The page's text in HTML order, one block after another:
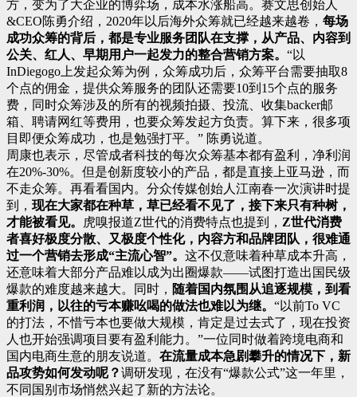
方，变为了大企业的博弈场，成本水涨船高。赛文思创始人
&CEO陈勇介绍，2020年以后海外众筹就已经越来越卷， 每场
成功众筹的背后，都是专业服务团队在支撑，从产品、内容到
公关、红人、早期用户一起发力的整合营销方案。 “以
InDiegogo上发起众筹为例，众筹成功后，众筹平台需要抽取8
个点的佣金，提供众筹服务的团队还需要10到15个点的服务
费，同时众筹涉及的所有的视频拍摄、投流、收集backer邮
箱、聘请网红等费用，也要众筹发起方负责。算下来，很多项
目即便众筹成功，也是勉强打平。” 陈勇说道。
周康也表示，尽管成者科技的每次众筹基本都有盈利，净利润
在20%-30%。但是创新度较小的产品，都是直接上亚马逊，而
不走众筹。再看看国内。分众传媒创始人江南春一次演讲时提
到， 现在大家都在种草，草已经看不见了，接下来只有种树，
才能被看见。
虎嗅报道Z世代的消费特点也提到， Z世代消费
者喜好极度分散、又极度个性化，内容方和品牌团队，很难通
过一个营销去形成“主流心智”。 这不仅意味着种草成本升高，
还意味着大部分产品难以成为出圈爆款——试图打造出国民级
爆款的难度越来越大。同时， 随着国内氛围从追逐规模，到看
重利润，以往的亏本赚吆喝的做法也难以为继。 “以前To VC
的打法，不惜亏本也要做大规模，肯定是过去式了，现在投资
人也开始强调项目要有盈利能力。”一位同时做着跨境电商和
国内电商生意的朋友说道。 在流量成本急剧攀升的情况下，新
品攻势如何发动呢？调研发现，在没有“爆款公式”这一年里，
不同国别市场悄然兴起了新的方法论。